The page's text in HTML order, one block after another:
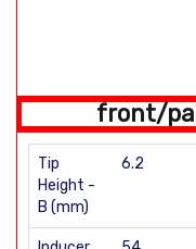
front/
Tip
Height -
B (mm)
6.2